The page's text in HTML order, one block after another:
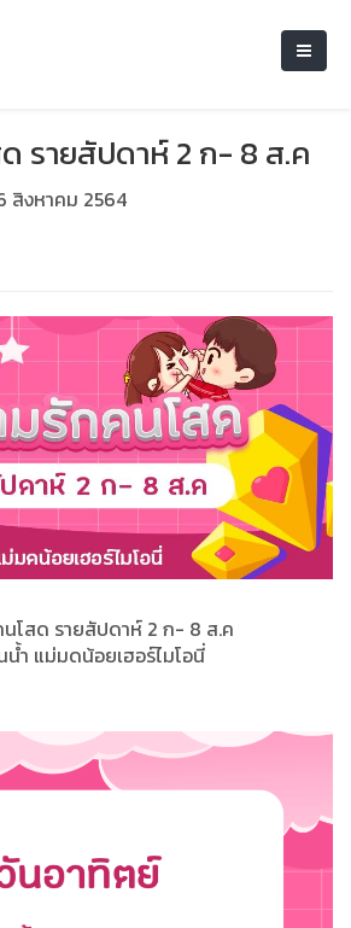
รายสัปดาห์ 2 ก- 8 ส.ค
สิงหาคม 2564
นโสด รายสัปดาห์ 2 ก- 8 ส.ค
ำ แม่มดน้อยเฮอร์ไมโอนี่